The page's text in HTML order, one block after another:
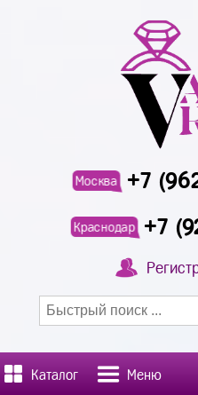
Москва +7
Краснодар +7
Каталог Меню